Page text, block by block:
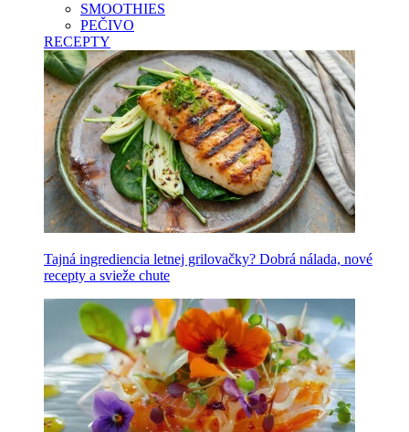
SMOOTHIES
PEČIVO
RECEPTY
Tajná ingrediencia letnej grilovačky? Dobrá nálada, nové
recepty a svieže chute